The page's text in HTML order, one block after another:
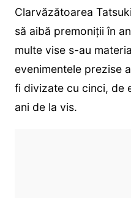
Clarvăzătoarea
să aibă premoniții în
multe vise s-au
evenimentele prezise
fi divizate cu cinci, de
ani de la vis.